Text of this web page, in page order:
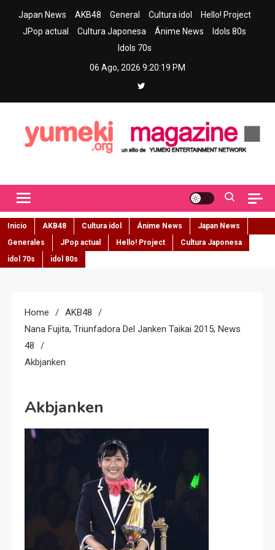
Japan News AKB48 General Cultura idol
Hello! Project
JPop actual
Cultura Japonesa Ánime News
Idols 80s
Idols 70s
06 Ago, 2026 9:20:20 PM
Inicio AKB48 Cultura idol Ánime News
Japan News
Generales
JPop actual Hello! Project
Cultura Japonesa
idol 70s
idol 80s
Home
AKB48
Nana Fujita, Triunfadora Del Janken Taikai 2015; News
48
Akbjanken
Akbjanken